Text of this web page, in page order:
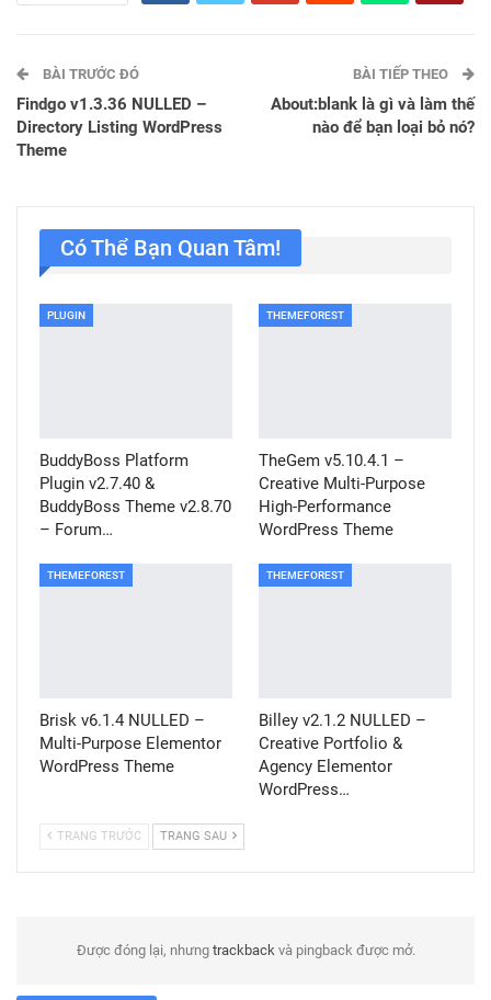
BÀI TRƯỚC ĐÓ
Findgo v1.3.36 NULLED –
Directory Listing WordPress
Theme
BÀI TIẾP THEO
About:blank là gì và làm thế
nào để bạn loại bỏ nó?
Có Thể Bạn Quan Tâm!
PLUGIN
BuddyBoss Platform
Plugin v2.7.40 &
BuddyBoss Theme v2.8.70
– Forum…
THEMEFOREST
TheGem v5.10.4.1 –
Creative Multi-Purpose
High-Performance
WordPress Theme
THEMEFOREST
Brisk v6.1.4 NULLED –
Multi-Purpose Elementor
WordPress Theme
THEMEFOREST
Billey v2.1.2 NULLED –
Creative Portfolio &
Agency Elementor
WordPress…
TRANG TRƯỚC TRANG SAU
Được đóng lại, nhưng trackback và pingback được mở.